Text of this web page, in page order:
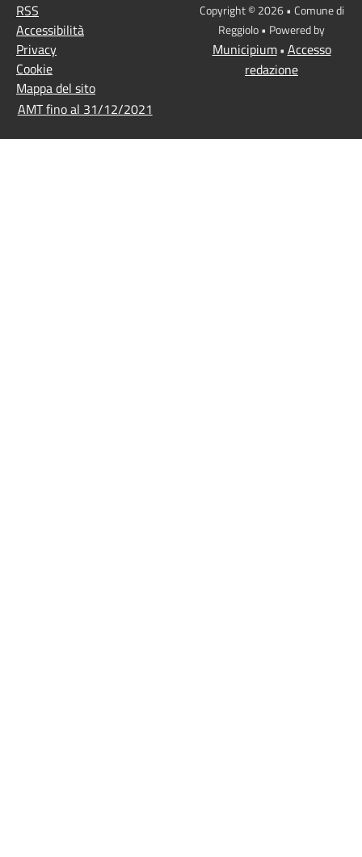
RSS
Accessibilità
Privacy
Cookie
Mappa del sito
AMT fino al 31/12/2021
Copyright © 2026 • Comune di
Reggiolo • Powered by
Municipium• Accesso
redazione